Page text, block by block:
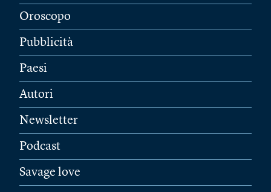
Oroscopo
Pubblicità
Paesi
Autori
Newsletter
Podcast
Savage love